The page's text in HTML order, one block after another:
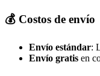
💰 Costos de envío
Envío estándar:
Envío gratis en